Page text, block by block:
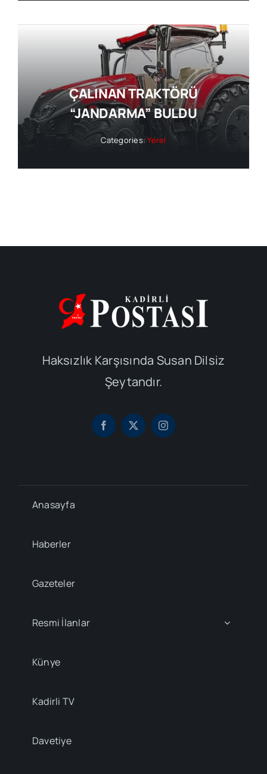
ÇALINAN TRAKTÖRÜ
“JANDARMA” BULDU
Categories:Yerel
Haksızlık Karşısında Susan Dilsiz
Şeytandır.
Anasayfa
Haberler
Gazeteler
Resmi İlanlar
Künye
Kadirli TV
Davetiye